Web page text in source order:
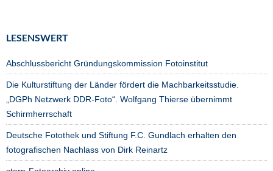
LESENSWERT
Abschlussbericht Gründungskommission Fotoinstitut
Die Kulturstiftung der Länder fördert die Machbarkeitsstudie.
„DGPh Netzwerk DDR-Foto“. Wolfgang Thierse übernimmt
Schirmherrschaft
Deutsche Fotothek und Stiftung F.C. Gundlach erhalten den
fotografischen Nachlass von Dirk Reinartz